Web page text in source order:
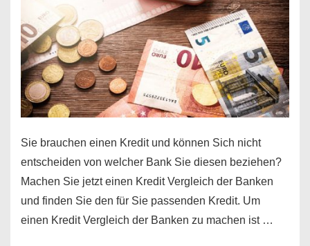
Euro
Kredit
finden
Sie brauchen einen Kredit und können Sich nicht
entscheiden von welcher Bank Sie diesen beziehen?
Machen Sie jetzt einen Kredit Vergleich der Banken
und finden Sie den für Sie passenden Kredit. Um
einen Kredit Vergleich der Banken zu machen ist …